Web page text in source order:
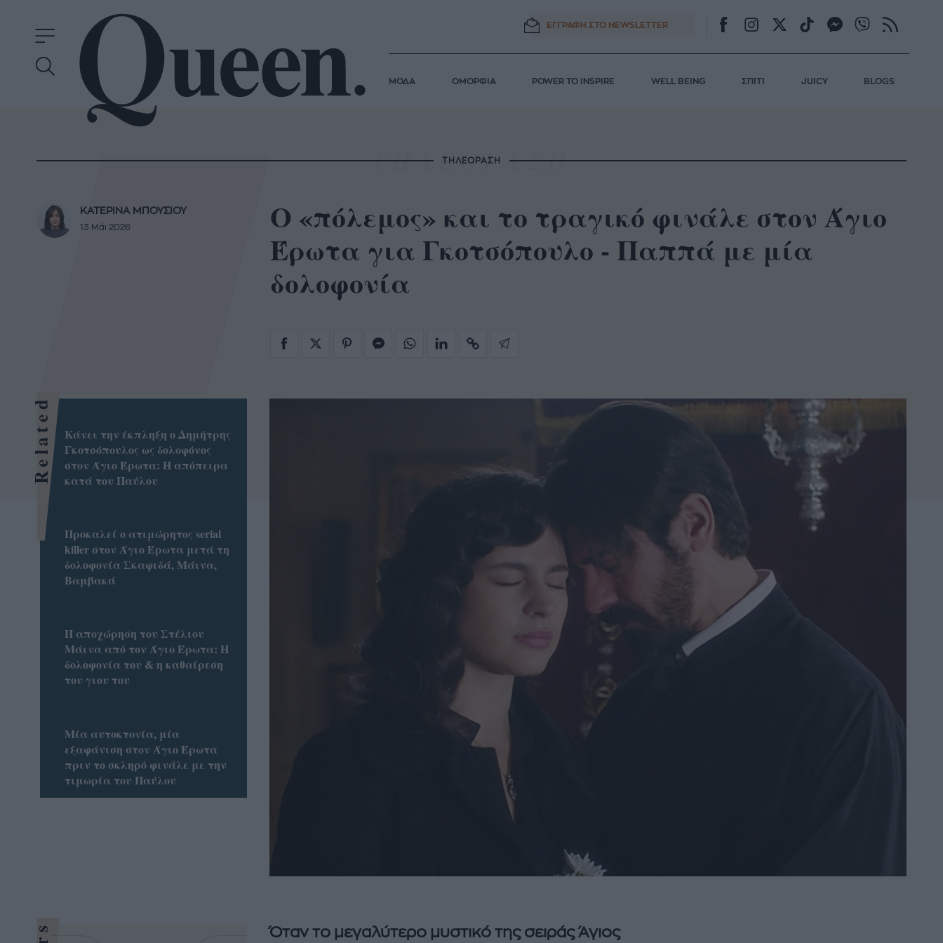
ΕΓΓΡΑΦΗ ΣΤΟ NEWSLETTER
ΜΟΔΑ ΟΜΟΡΦΙΑ POWER TO INSPIRE WELL BEING ΣΠΙΤΙ JUICY BLOGS
ΤΗΛΕΟΡΑΣΗ
Ο «πόλεμος» και το τραγικό φινάλε στον Άγιο
Έρωτα για Γκοτσόπουλο - Παππά με μία
δολοφονία
ΚΑΤΕΡΙΝΑ ΜΠΟΥΣΙΟΥ
13 Μάι 2026
Όταν το μεγαλύτερο μυστικό της σειράς Άγιος
Related
Κάνει την έκπληξη ο Δημήτρης
Γκοτσόπουλος ως δολοφόνος
στον Άγιο Έρωτα: Η απόπειρα
κατά του Παύλου
Προκαλεί ο ατιμώρητος serial
killer στον Άγιο Έρωτα μετά τη
δολοφονία Σκαφιδά, Μάινα,
Βαμβακά
Η αποχώρηση του Στέλιου
Μάινα από τον Άγιο Έρωτα: Η
δολοφονία του & η καθαίρεση
του γιου του
Μία αυτοκτονία, μία
εξαφάνιση στον Άγιο Έρωτα
πριν το σκληρό φινάλε με την
τιμωρία του Παύλου